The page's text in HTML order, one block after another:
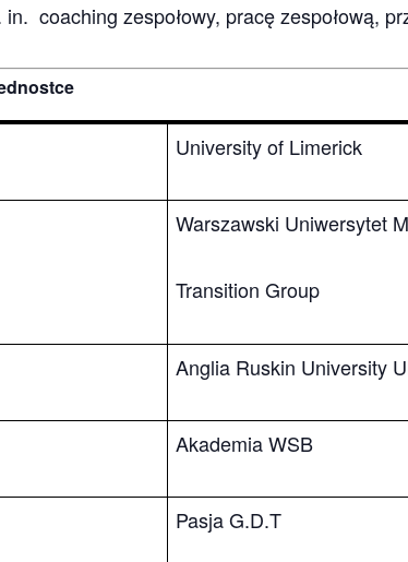
coaching zespołowy, pracę zespołową,
University of Limerick
Warszawski Uniwersytet
Transition Group
Anglia Ruskin University
Akademia WSB
Pasja G.D.T